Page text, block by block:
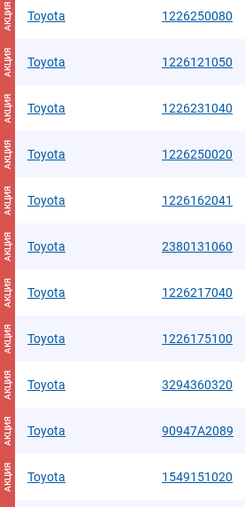
АКЦИЯ Toyota 1226250080
АКЦИЯ Toyota 1226121050
АКЦИЯ Toyota 1226231040
АКЦИЯ Toyota 1226250020
АКЦИЯ Toyota 1226162041
АКЦИЯ Toyota 2380131060
АКЦИЯ Toyota 1226217040
АКЦИЯ Toyota 1226175100
АКЦИЯ Toyota 3294360320
АКЦИЯ Toyota 90947A2089
АКЦИЯ Toyota 1549151020